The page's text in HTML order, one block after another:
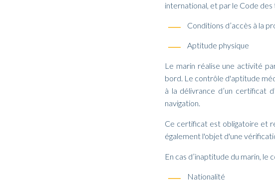
international, et par le Code
Conditions d’accès à la
Aptitude physique
Le marin réalise une activité
bord. Le contrôle d'aptitude
à la délivrance d’un certificat
navigation.
Ce certificat est obligatoire et
également l'objet d'une
En cas d’inaptitude du marin, le
Nationalité